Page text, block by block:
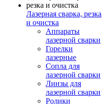
Лазерная сварка, резка
и очистка
Аппараты
лазерной сварки
Горелки
лазерные
Сопла для
лазерной сварки
Линзы для
лазерной сварки
Ролики